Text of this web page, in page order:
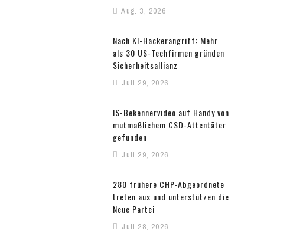
Aug. 3, 2026
Nach KI-Hackerangriff: Mehr
als 30 US-Techfirmen gründen
Sicherheitsallianz
Juli 29, 2026
IS-Bekennervideo auf Handy von
mutmaßlichem CSD-Attentäter
gefunden
Juli 29, 2026
280 frühere CHP-Abgeordnete
treten aus und unterstützen die
Neue Partei
Juli 28, 2026